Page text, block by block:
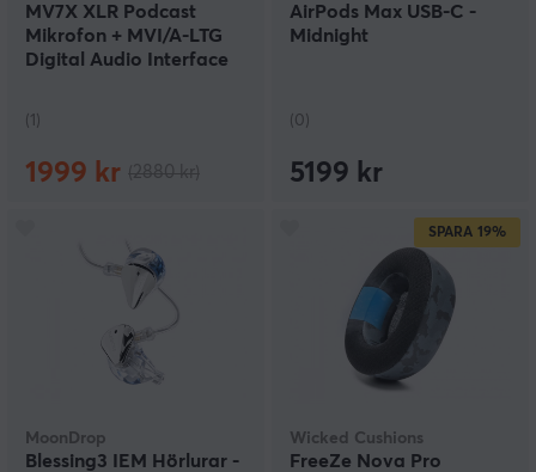
MV7X XLR Podcast
Mikrofon + MVI/A-LTG
Digital Audio Interface
(1)
1999 kr
AirPods Max USB-C -
Midnight
(0)
5199 kr
MoonDrop
Blessing3 IEM Hörlurar -
SPARA 19%
Wicked Cushions
FreeZe Nova Pro